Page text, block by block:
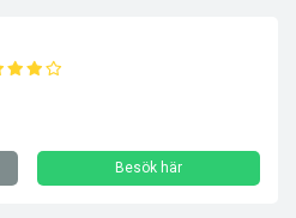
Besök här